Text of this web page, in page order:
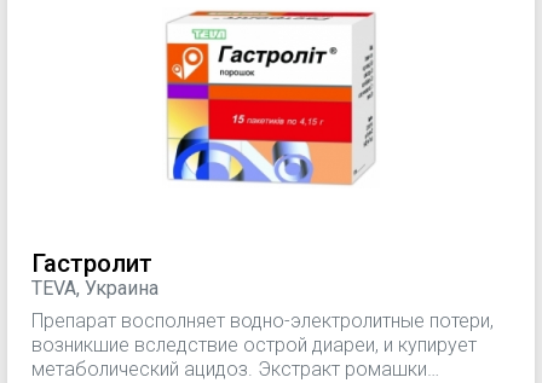
Гастролит
TEVA, Украина
Препарат восполняет водно-электролитные потери,
возникшие вследствие острой диареи, и купирует
метаболический ацидоз. Экстракт ромашки